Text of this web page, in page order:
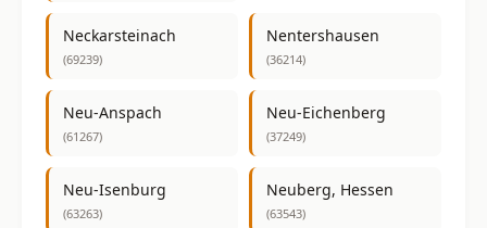
Neckarsteinach
(69239)
Nentershausen
(36214)
Neu-Anspach
(61267)
Neu-Eichenberg
(37249)
Neu-Isenburg
(63263)
Neuberg, Hessen
(63543)